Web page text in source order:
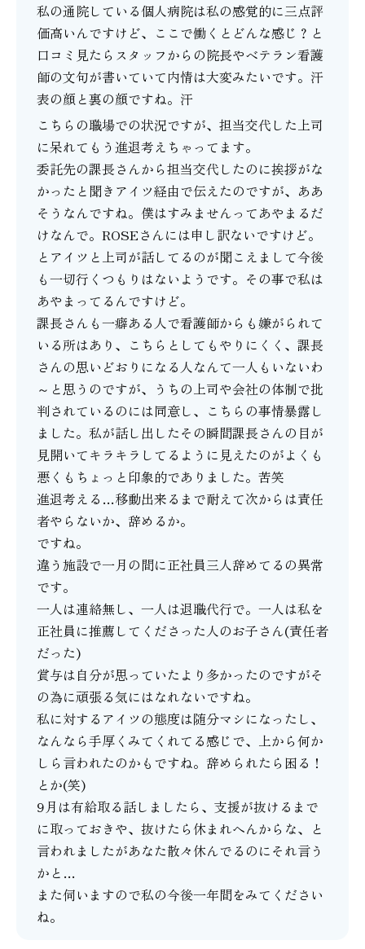
私の通院している個人病院は私の感覚的に三点評
価高いんですけど、ここで働くとどんな感じ？と
口コミ見たらスタッフからの院長やベテラン看護
師の文句が書いていて内情は大変みたいです。汗
表の顔と裏の顔ですね。汗
こちらの職場での状況ですが、担当交代した上司
に呆れてもう進退考えちゃってます。
委託先の課長さんから担当交代したのに挨拶がな
かったと聞きアイツ経由で伝えたのですが、ああ
そうなんですね。僕はすみませんってあやまるだ
けなんで。ROSEさんには申し訳ないですけど。
とアイツと上司が話してるのが聞こえまして今後
も一切行くつもりはないようです。その事で私は
あやまってるんですけど。
課長さんも一癖ある人で看護師からも嫌がられて
いる所はあり、こちらとしてもやりにくく、課長
さんの思いどおりになる人なんて一人もいないわ
～と思うのですが、うちの上司や会社の体制で批
判されているのには同意し、こちらの事情暴露し
ました。私が話し出したその瞬間課長さんの目が
見開いてキラキラしてるように見えたのがよくも
悪くもちょっと印象的でありました。苦笑
進退考える…移動出来るまで耐えて次からは責任
者やらないか、辞めるか。
ですね。
違う施設で一月の間に正社員三人辞めてるの異常
です。
一人は連絡無し、一人は退職代行で。一人は私を
正社員に推薦してくださった人のお子さん(責任者
だった)
賞与は自分が思っていたより多かったのですがそ
の為に頑張る気にはなれないですね。
私に対するアイツの態度は随分マシになったし、
なんなら手厚くみてくれてる感じで、上から何か
しら言われたのかもですね。辞められたら困る！
とか(笑)
9月は有給取る話しましたら、支援が抜けるまで
に取っておきや、抜けたら休まれへんからな、と
言われましたがあなた散々休んでるのにそれ言う
かと…
また伺いますので私の今後一年間をみてください
ね。